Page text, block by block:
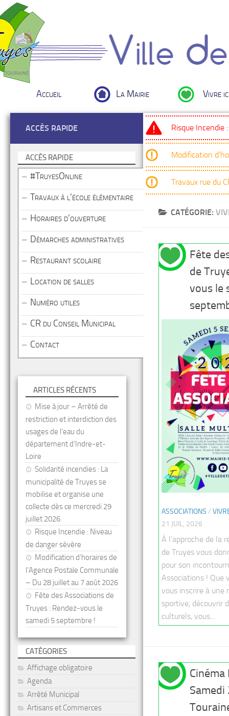
Accueil La Mairie Vivre
Risque Incendie
Modification
Travaux rue du
CATÉGORIE:
Fête
de
vous le
ASSOCIATIONS /
21 JUIL, 2026
À l’approche de la
de Truyes vous
pour son
Associations ! Que
vous inscrire à une
sportive, découvrir
culturels, vous...
ACCÈS RAPIDE
ACCÈS RAPIDE
#TruyesOnline
Travaux à l’école élémentaire
Horaires d’ouverture
Démarches administratives
Restaurant scolaire
Location de salles
Numéro utiles
CR du Conseil Municipal
Contact
ARTICLES RÉCENTS
Mise à jour – Arrêté de
restriction et interdiction des
usages de l’eau du
département d’Indre-et-
Loire
Solidarité incendies : La
municipalité de Truyes se
mobilise et organise une
collecte dès ce mercredi 29
juillet 2026
Risque Incendie : Niveau
de danger sévère
Modification d’horaires de
l’Agence Postale Communale
– Du 28 juillet au 7 août 2026
Fête des Associations de
Truyes : Rendez-vous le
samedi 5 septembre !
CATÉGORIES
Affichage obligatoire
Agenda
Arrêté Municipal
Artisans et Commerces